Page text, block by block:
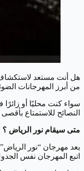
هل أنت مستعد لاستكشاف
من أبرز المهرجانات
سواء كنت محليًا أو
النصائح للاستمتاع
متى سيقام نور الرياض ؟
يعد مهرجان “نور
اتبع المهرجان نفس